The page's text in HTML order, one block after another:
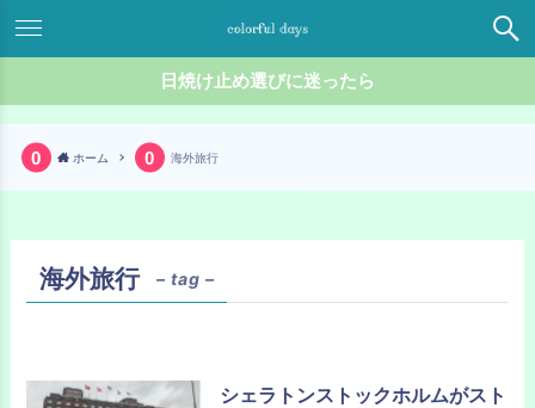
日焼け止め選びに迷ったら
ホーム 海外旅行
海外旅行 – tag –
シェラトンストックホルムがスト